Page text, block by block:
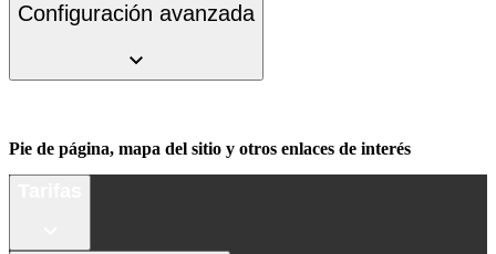
Configuración avanzada
Pie de página, mapa del sitio y otros enlaces de interés